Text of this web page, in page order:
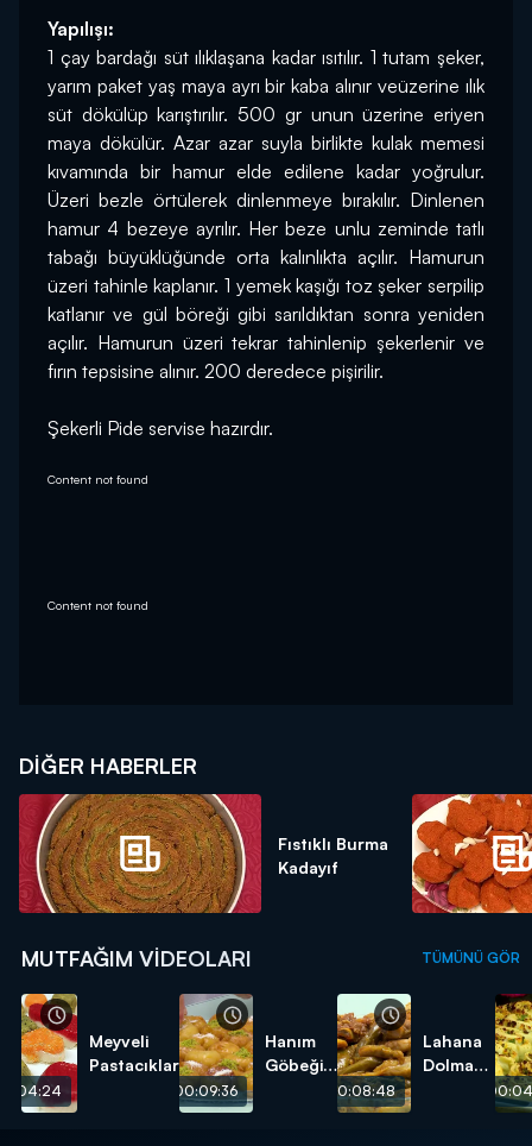
Yapılışı:
1 çay bardağı süt ılıklaşana kadar ısıtılır. 1 tutam şeker,
yarım paket yaş maya ayrı bir kaba alınır veüzerine ılık
süt dökülüp karıştırılır. 500 gr unun üzerine eriyen
maya dökülür. Azar azar suyla birlikte kulak memesi
kıvamında bir hamur elde edilene kadar yoğrulur.
Üzeri bezle örtülerek dinlenmeye bırakılır. Dinlenen
hamur 4 bezeye ayrılır. Her beze unlu zeminde tatlı
tabağı büyüklüğünde orta kalınlıkta açılır. Hamurun
üzeri tahinle kaplanır. 1 yemek kaşığı toz şeker serpilip
katlanır ve gül böreği gibi sarıldıktan sonra yeniden
açılır. Hamurun üzeri tekrar tahinlenip şekerlenir ve
fırın tepsisine alınır. 200 deredece pişirilir.
Şekerli Pide servise hazırdır.
Content not found
Content not found
DIĞER HABERLER
Fıstıklı Burma
Kadayıf
MUTFAĞIM VIDEOLARI TÜMÜNÜ GÖR
Meyveli
Pastacıklar
00:09:36
Hanım
Göbeği
00:08:48
Lahana
Dolması